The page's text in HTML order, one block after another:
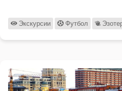
Экскурсии Футбол